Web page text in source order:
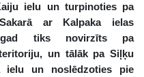
ielu un turpinoties pa
ar Kalpaka ielas
tiks novirzīts pa
un tālāk pa Siļķu
ielu un noslēdzoties pie